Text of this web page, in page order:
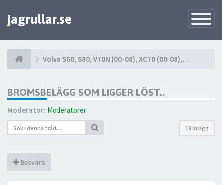
Toggle
jagrullar.se
Volvo S60, S80, V70N (00-08), XC70 (00-08), XC90 (03-14)
BROMSBELÄGG SOM LIGGER LÖST..
Moderator: Moderatorer
18 inlägg
Besvara